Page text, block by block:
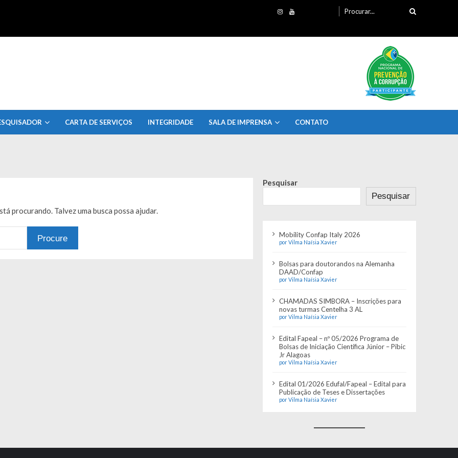
por:
CARTA DE SERVIÇOS INTEGRIDADE SALA DE IMPRENSA CONTATO
procurando. Talvez uma busca possa ajudar.
Pesquisar
Pesquisar
Mobility Confap Italy 2026
por Vilma Naísia Xavier
Bolsas para doutorandos na Alemanha
DAAD/Confap
por Vilma Naísia Xavier
CHAMADAS SIMBORA – Inscrições para
novas turmas Centelha 3 AL
por Vilma Naísia Xavier
Edital Fapeal – nº 05/2026 Programa de
Bolsas de Iniciação Científica Júnior – Pibic
Jr Alagoas
por Vilma Naísia Xavier
Edital 01/2026 Edufal/Fapeal – Edital para
Publicação de Teses e Dissertações
por Vilma Naísia Xavier